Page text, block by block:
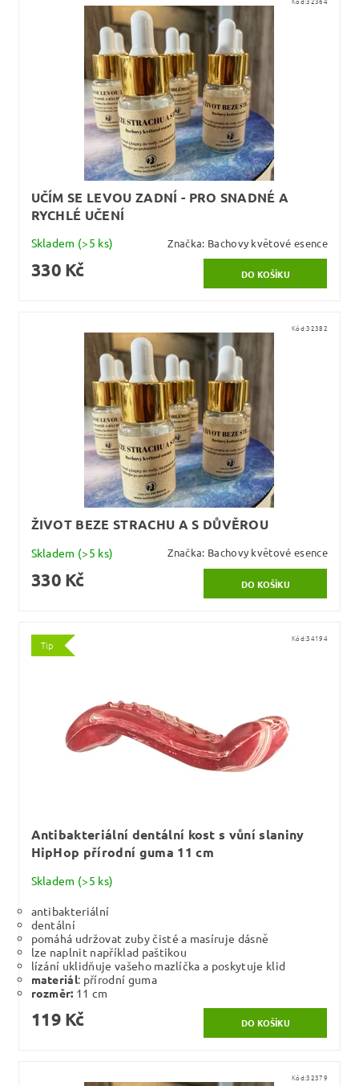
UČÍM SE LEVOU ZADNÍ - PRO SNADNÉ A
RYCHLÉ UČENÍ
Skladem (>5 ks) Značka: Bachovy květové esence
330 Kč
Kód:32382
ŽIVOT BEZE STRACHU A S DŮVĚROU
Skladem (>5 ks) Značka: Bachovy květové esence
330 Kč
Tip
Kód:34194
Antibakteriální dentální kost s vůní slaniny
HipHop přírodní guma 11 cm
Skladem (>5 ks)
antibakteriální
dentální
pomáhá udržovat zuby čisté a masíruje dásně
lze naplnit například paštikou
lízání uklidňuje vašeho mazlíčka a poskytuje klid
materiál: přírodní guma
rozměr: 11 cm
119 Kč
Kód:32379